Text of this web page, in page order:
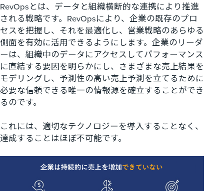
RevOpsとは、データと組織横断的な連携により推進
される戦略です。 RevOpsにより、企業の既存のプロ
セスを把握し、それを最適化し、営業戦略のあらゆる
側面を有効に活用できるようにします。企業のリーダ
ーは、組織中のデータにアクセスしてパフォーマンス
に直結する要因を明らかにし、さまざまな売上結果を
モデリングし、予測性の高い売上予測を立てるために
必要な信頼できる唯一の情報源を確立することができ
るのです。
これには、適切なテクノロジーを導入することなく、
達成することはほぼ不可能です。